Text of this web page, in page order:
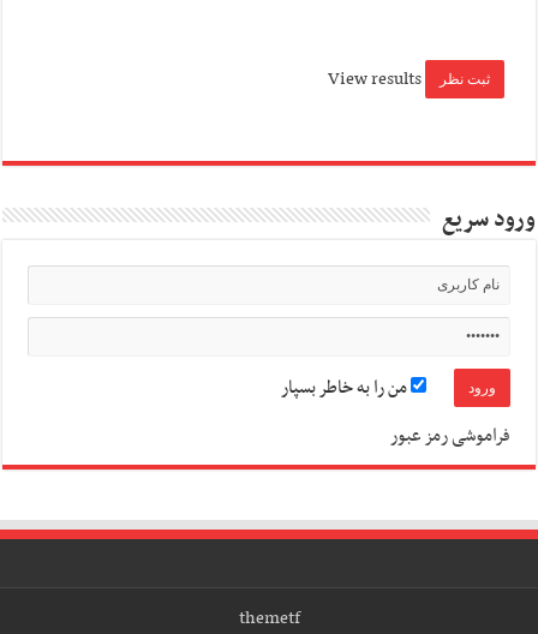
View results
ورود سریع
من را به خاطر بسپار
فراموشی رمز عبور
themetf